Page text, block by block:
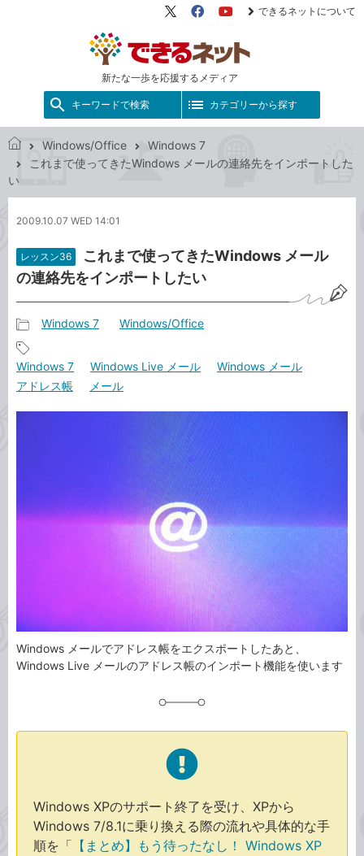
新たな一歩を応援するメディア
X（旧
FacebookYouTube
できるネットについて
キーワードで検索 カテゴリーから探す
で
ッ
Windows/Office
Windows 7
これまで使ってきたWindows メールの連絡先をインポートした
い
2009.10.07 WED 14:01
レッスン36
これまで使ってきたWindows メール
の連絡先をインポートしたい
カ
テ
ゴ
Windows 7 Windows/Office
記
事
Windows 7 Windows Live メール
Windows メール
アドレス帳
メール
Windows メールでアドレス帳をエクスポートしたあと、
Windows Live メールのアドレス帳のインポート機能を使います
Windows XPのサポート終了を受け、XPから
Windows 7/8.1に乗り換える際の流れや具体的な手
順を「 【まとめ】もう待ったなし！ Windows XP